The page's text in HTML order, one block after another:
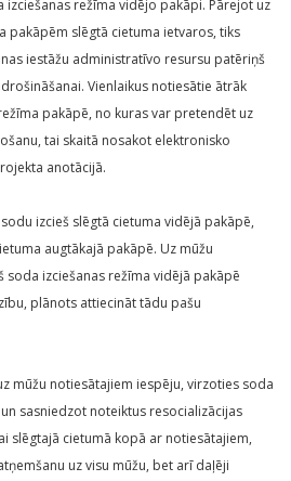
režīma vidējo pakāpi. Pārejot uz
pakāpēm slēgtā cietuma ietvaros, tiks
iestāžu administratīvo resursu patēriņš
Vienlaikus notiesātie ātrāk
pakāpē, no kuras var pretendēt uz
tai skaitā nosakot elektronisko
anotācijā.
izcieš slēgtā cietuma vidējā pakāpē,
augtākajā pakāpē. Uz mūžu
soda izciešanas režīma vidējā pakāpē
plānots attiecināt tādu pašu
mūžu notiesātajiem iespēju, virzoties soda
sasniedzot noteiktus resocializācijas
slēgtajā cietumā kopā ar notiesātajiem,
uz visu mūžu, bet arī daļēji